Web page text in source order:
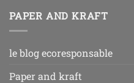
PAPER AND KRAFT
le blog ecoresponsable
Paper and kraft